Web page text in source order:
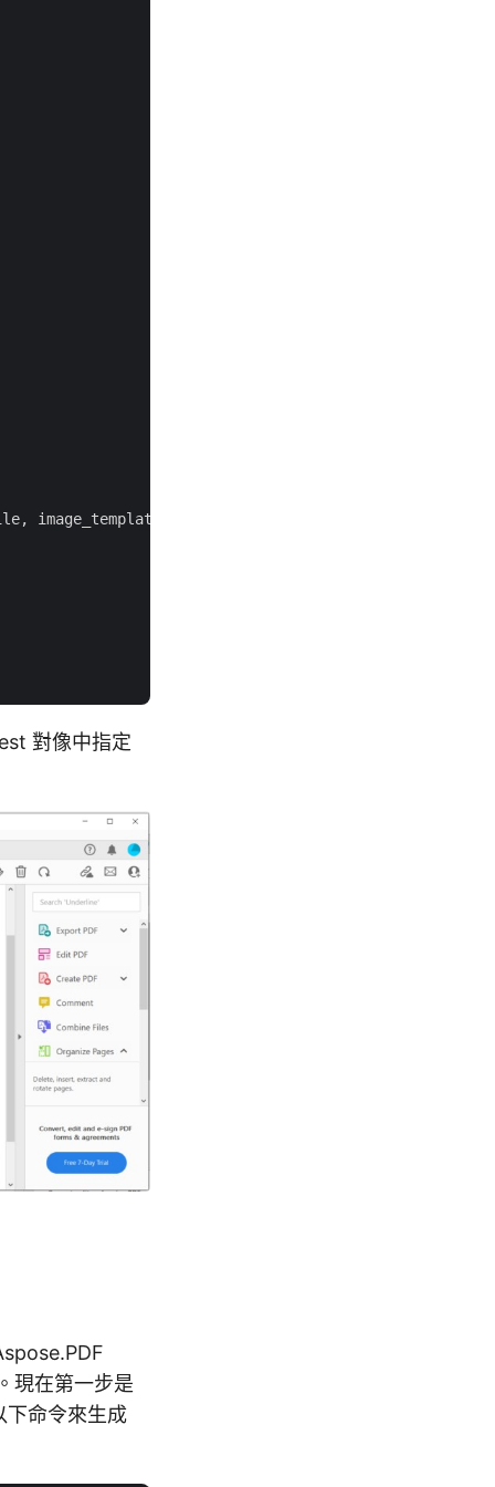
image_templates= image_templates_details)
對像中指定
現在第一步是
下命令來生成